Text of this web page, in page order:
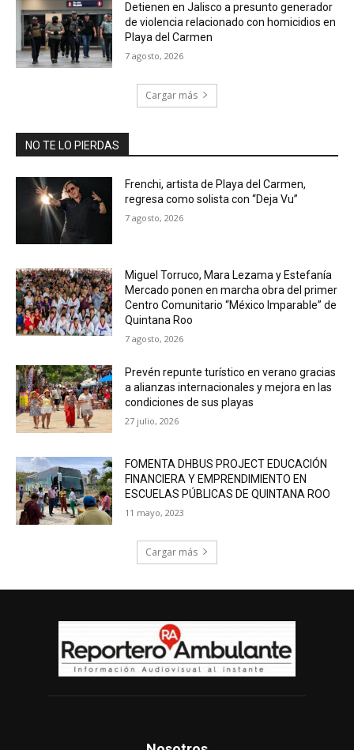
Detienen en Jalisco a presunto generador
de violencia relacionado con homicidios en
Playa del Carmen
7 agosto, 2026
Cargar más
NO TE LO PIERDAS
Frenchi, artista de Playa del Carmen,
regresa como solista con “Deja Vu”
7 agosto, 2026
Miguel Torruco, Mara Lezama y Estefanía
Mercado ponen en marcha obra del primer
Centro Comunitario “México Imparable” de
Quintana Roo
7 agosto, 2026
Prevén repunte turístico en verano gracias
a alianzas internacionales y mejora en las
condiciones de sus playas
27 julio, 2026
FOMENTA DHBUS PROJECT EDUCACIÓN
FINANCIERA Y EMPRENDIMIENTO EN
ESCUELAS PÚBLICAS DE QUINTANA ROO
11 mayo, 2023
Cargar más